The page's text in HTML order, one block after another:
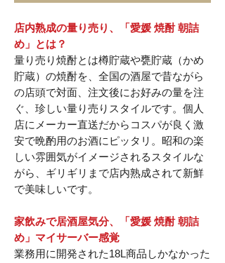
店内熟成の量り売り、「愛媛 焼酎 朝詰
め」とは？
量り売り焼酎とは樽貯蔵や甕貯蔵（かめ
貯蔵）の焼酎を、全国の酒屋で昔ながら
の店頭で対面、注文後にお好みの量を注
ぐ、珍しい量り売りスタイルです。個人
店にメーカー直送だからコスパが良く激
安で晩酌用のお酒にピッタリ。昭和の楽
しい雰囲気がイメージされるスタイルな
がら、ギリギリまで店内熟成されて新鮮
で美味しいです。
家飲みで居酒屋気分、「愛媛 焼酎 朝詰
め」マイサーバー感覚
業務用に開発された18L商品しかなかった